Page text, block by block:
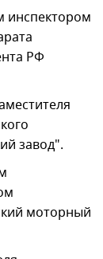
инспектором
РФ
завод".
моторный